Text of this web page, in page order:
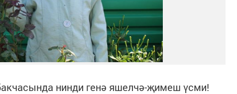
нинди генә яшелчә-җимеш үсми!